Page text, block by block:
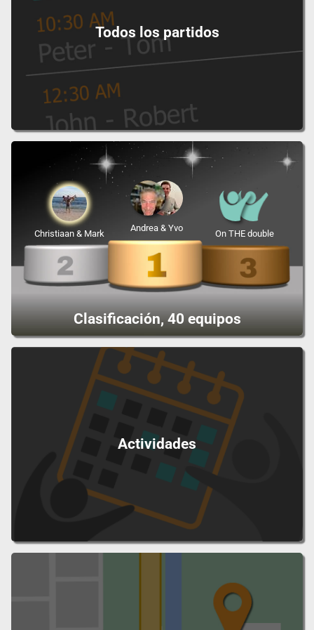
Todos los partidos
Clasificación, 40 equipos
Andrea & Yvo
Christiaan & Mark On THE double
Actividades